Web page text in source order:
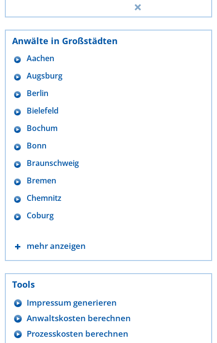
Anwälte in Großstädten
Aachen
Augsburg
Berlin
Bielefeld
Bochum
Bonn
Braunschweig
Bremen
Chemnitz
Coburg
mehr anzeigen
Tools
Impressum generieren
Anwaltskosten berechnen
Prozesskosten berechnen